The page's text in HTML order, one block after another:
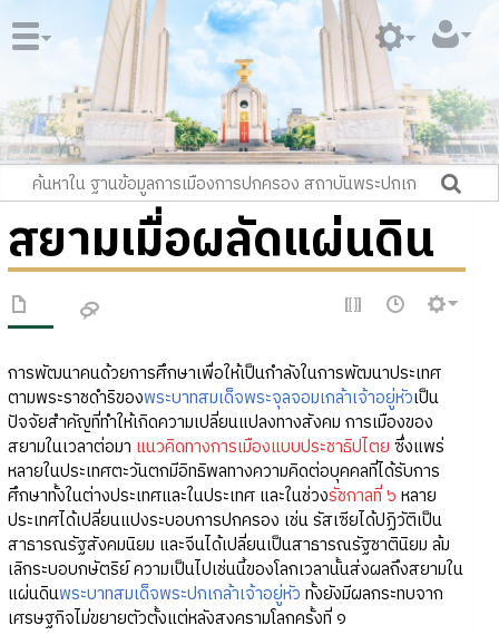
สยามเมื่อผลัดแผ่นดิน
การพัฒนาคนด้วยการศึกษาเพื่อให้เป็นกำลังในการพัฒนาประเทศ
ตามพระราชดำริของพระบาทสมเด็จพระจุลจอมเกล้าเจ้าอยู่หัวเป็น
ปัจจัยสำคัญที่ทำให้เกิดความเปลี่ยนแปลงทางสังคม การเมืองของ
สยามในเวลาต่อมา แนวคิดทางการเมืองแบบประชาธิปไตย ซึ่งแพร่
หลายในประเทศตะวันตกมีอิทธิพลทางความคิดต่อบุคคลที่ได้รับการ
ศึกษาทั้งในต่างประเทศและในประเทศ และในช่วงรัชกาลที่ ๖ หลาย
ประเทศได้เปลี่ยนแปงระบอบการปกครอง เช่น รัสเซียได้ปฏิวัติเป็น
สาธารณรัฐสังคมนิยม และจีนได้เปลี่ยนเป็นสาธารณรัฐชาตินิยม ล้ม
เลิกระบอบกษัตริย์ ความเป็นไปเช่นนี้ของโลกเวลานั้นส่งผลถึงสยามใน
แผ่นดินพระบาทสมเด็จพระปกเกล้าเจ้าอยู่หัว ทั้งยังมีผลกระทบจาก
เศรษฐกิจไม่ขยายตัวตั้งแต่หลังสงครามโลกครั้งที่ ๑